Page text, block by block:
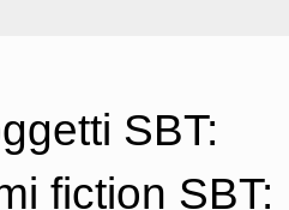
SBT:
fiction SBT: